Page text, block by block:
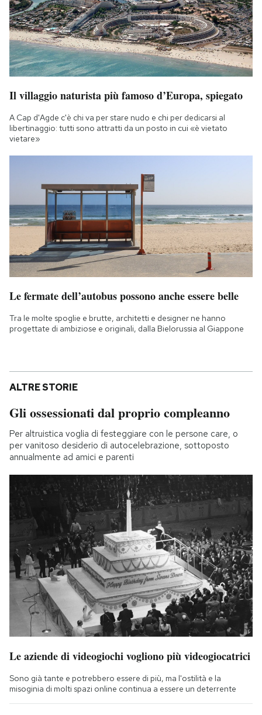
Il villaggio naturista più famoso d’Europa, spiegato
A Cap d'Agde c'è chi va per stare nudo e chi per dedicarsi al
libertinaggio: tutti sono attratti da un posto in cui «è vietato
vietare»
Le fermate dell’autobus possono anche essere belle
Tra le molte spoglie e brutte, architetti e designer ne hanno
progettate di ambiziose e originali, dalla Bielorussia al Giappone
ALTRE STORIE
Gli ossessionati dal proprio compleanno
Per altruistica voglia di festeggiare con le persone care, o
per vanitoso desiderio di autocelebrazione, sottoposto
annualmente ad amici e parenti
Le aziende di videogiochi vogliono più videogiocatrici
Sono già tante e potrebbero essere di più, ma l'ostilità e la
misoginia di molti spazi online continua a essere un deterrente